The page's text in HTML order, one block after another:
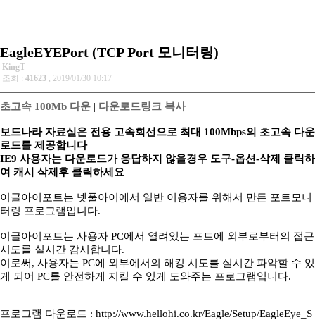
EagleEYEPort (TCP Port 모니터링)
KingT
조회 : 41623 , 2019/01/30 10:17
초고속 100Mb 다운 | 다운로드링크 복사
보드나라 자료실은 전용 고속회선으로 최대 100Mbps의 초고속 다운
로드를 제공합니다
IE9 사용자는 다운로드가 응답하지 않을경우 도구-옵션-삭제 클릭하
여 캐시 삭제후 클릭하세요
이글아이포트는 넷풀아이에서 일반 이용자를 위해서 만든 포트모니
터링 프로그램입니다.
이글아이포트는 사용자 PC에서 열려있는 포트에 외부로부터의 접근
시도를 실시간 감시합니다.
이로써, 사용자는 PC에 외부에서의 해킹 시도를 실시간 파악할 수 있
게 되어 PC를 안전하게 지킬 수 있게 도와주는 프로그램입니다.
프로그램 다운로드 : http://www.hellohi.co.kr/Eagle/Setup/EagleEye_S